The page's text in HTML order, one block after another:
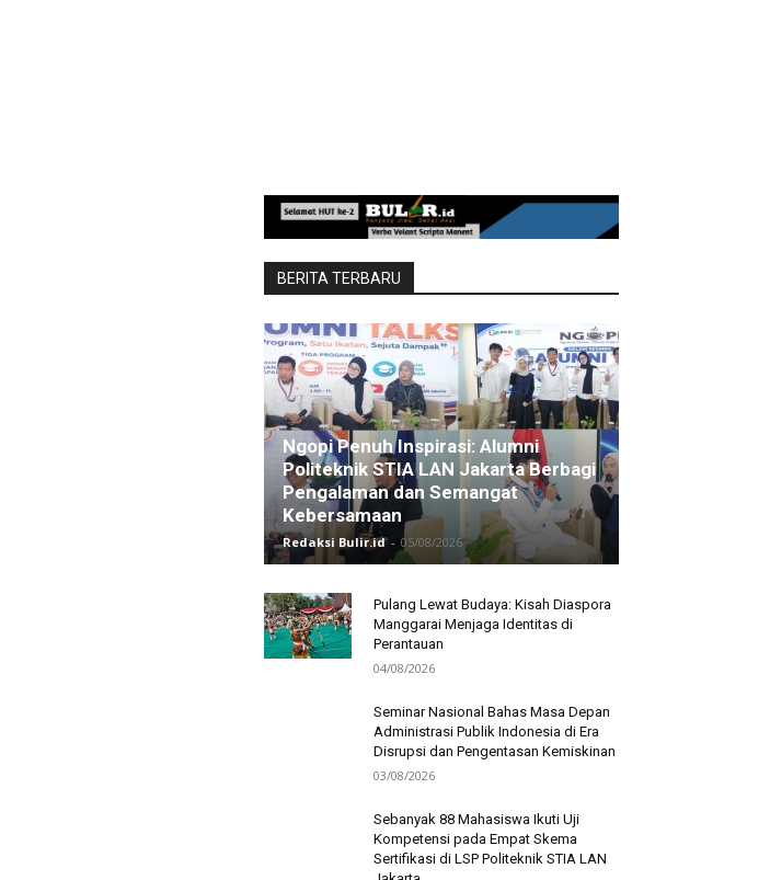
BERITA TERBARU
Ngopi Penuh Inspirasi: Alumni
Politeknik STIA LAN Jakarta Berbagi
Pengalaman dan Semangat
Kebersamaan
Redaksi Bulir.id - 05/08/2026
Pulang Lewat Budaya: Kisah Diaspora
Manggarai Menjaga Identitas di
Perantauan
04/08/2026
Seminar Nasional Bahas Masa Depan
Administrasi Publik Indonesia di Era
Disrupsi dan Pengentasan Kemiskinan
03/08/2026
Sebanyak 88 Mahasiswa Ikuti Uji
Kompetensi pada Empat Skema
Sertifikasi di LSP Politeknik STIA LAN